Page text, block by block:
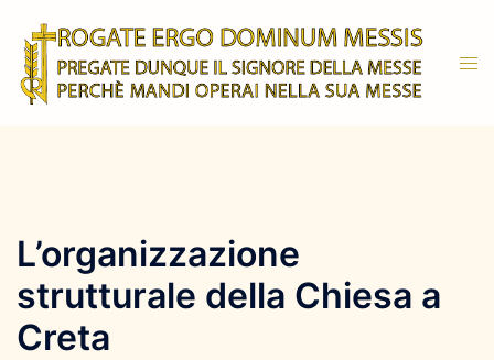
contenuto
L’organizzazione
strutturale della Chiesa a
Creta